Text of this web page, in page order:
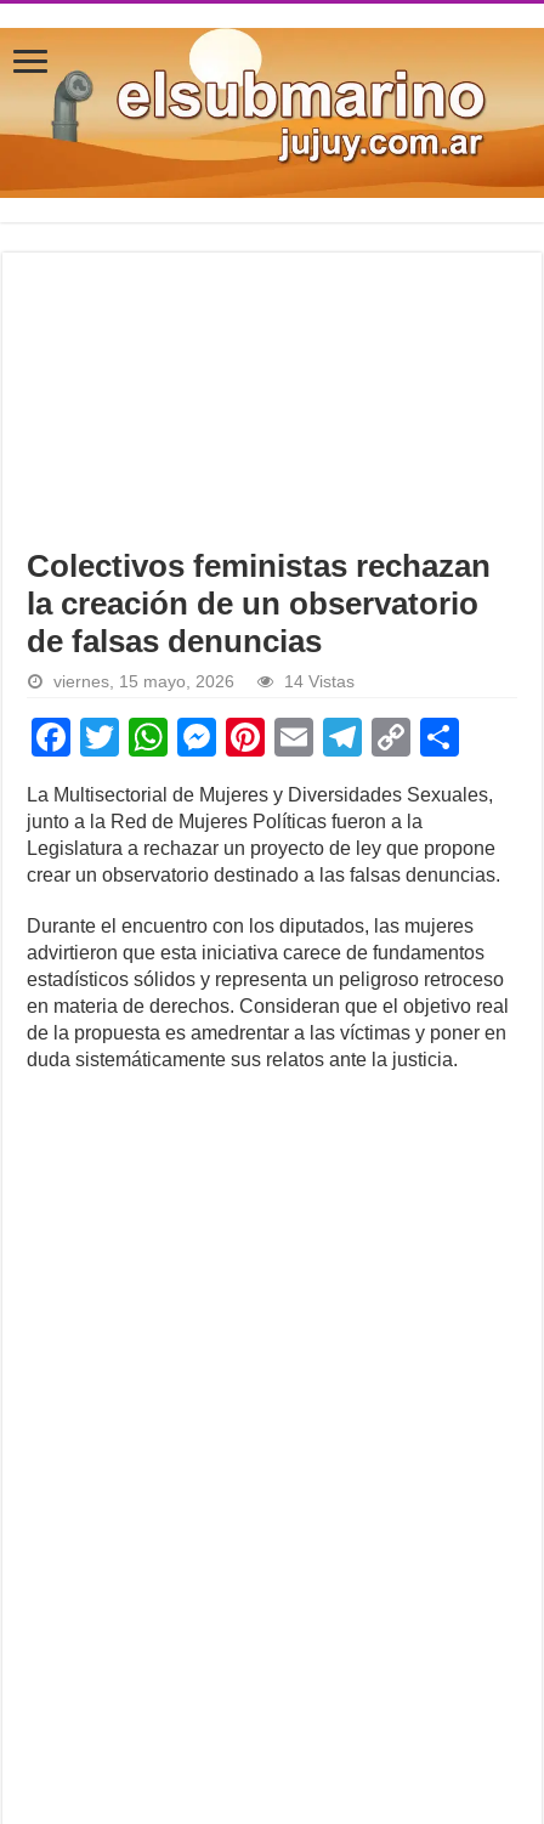
Colectivos feministas rechazan
la creación de un observatorio
de falsas denuncias
viernes, 15 mayo, 2026 14 Vistas
F
a
c
e
b
o
o
k
T
wi
tt
er
W
h
at
s
A
p
p
M
e
ss
e
n
g
er
Pi
nt
er
e
st
E
m
ail
T
el
e
gr
a
m
C
o
p
y
Li
n
k
h
ar
e
La Multisectorial de Mujeres y Diversidades Sexuales,
junto a la Red de Mujeres Políticas fueron a la
Legislatura a rechazar un proyecto de ley que propone
crear un observatorio destinado a las falsas denuncias.
Durante el encuentro con los diputados, las mujeres
advirtieron que esta iniciativa carece de fundamentos
estadísticos sólidos y representa un peligroso retroceso
en materia de derechos. Consideran que el objetivo real
de la propuesta es amedrentar a las víctimas y poner en
duda sistemáticamente sus relatos ante la justicia.